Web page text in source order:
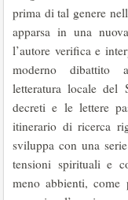
prima di tal genere
apparsa in una
l’autore verifica e
moderno dibattito
letteratura locale del
decreti e le lettere
itinerario di ricerca
sviluppa con una
tensioni spirituali e
meno abbienti, come